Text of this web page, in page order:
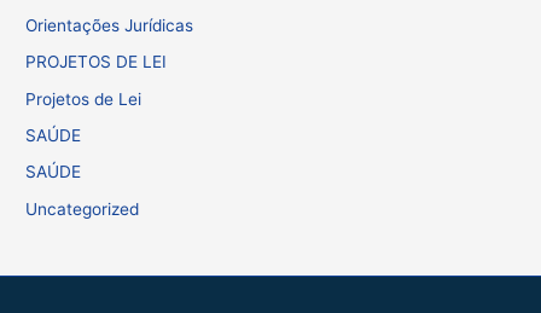
Orientações Jurídicas
PROJETOS DE LEI
Projetos de Lei
SAÚDE
SAÚDE
Uncategorized